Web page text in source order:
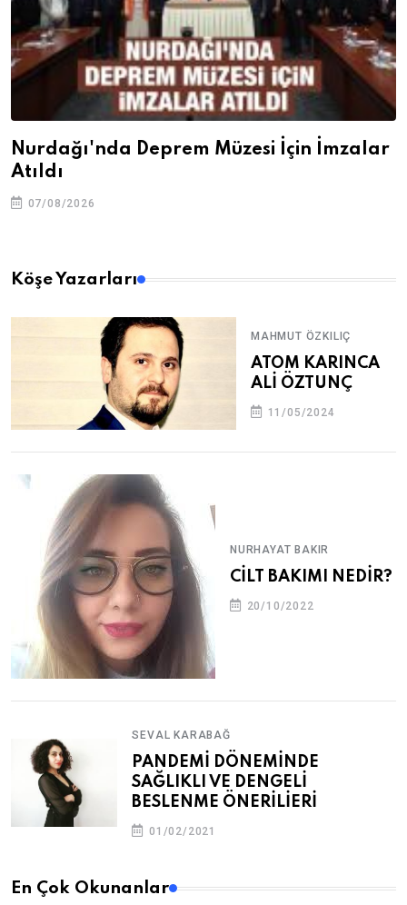
Nurdağı'nda Deprem Müzesi İçin İmzalar
Atıldı
07/08/2026
Köşe Yazarları
MAHMUT ÖZKILIÇ
ATOM KARINCA
ALİ ÖZTUNÇ
11/05/2024
NURHAYAT BAKIR
CİLT BAKIMI NEDİR?
20/10/2022
SEVAL KARABAĞ
PANDEMİ DÖNEMİNDE
SAĞLIKLI VE DENGELİ
BESLENME ÖNERİLİERİ
01/02/2021
En Çok Okunanlar